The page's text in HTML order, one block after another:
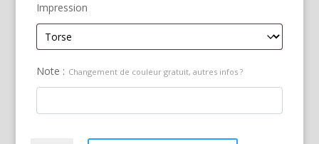
Impression
Note : Changement de couleur gratuit, autres infos ?